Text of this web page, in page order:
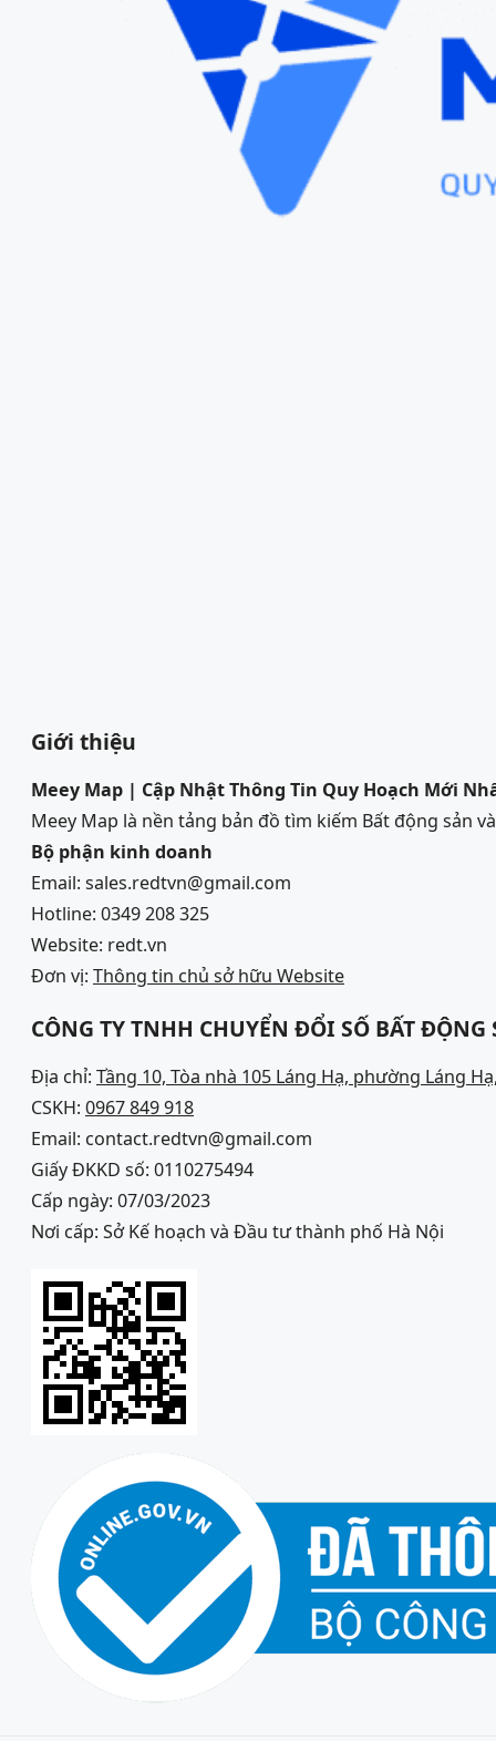
Giới thiệu
Meey Map | Cập Nhật Thông Tin Quy Hoạch Mới
Meey Map là nền tảng bản đồ tìm kiếm Bất động sản
Bộ phận kinh doanh
Email: sales.redtvn@gmail.com
Hotline: 0349 208 325
Website: redt.vn
Đơn vị: Thông tin chủ sở hữu Website
CÔNG TY TNHH CHUYỂN ĐỔI SỐ BẤT ĐỘNG
Địa chỉ: Tầng 10, Tòa nhà 105 Láng Hạ, phường Láng
CSKH: 0967 849 918
Email: contact.redtvn@gmail.com
Giấy ĐKKD số: 0110275494
Cấp ngày: 07/03/2023
Nơi cấp: Sở Kế hoạch và Đầu tư thành phố Hà Nội